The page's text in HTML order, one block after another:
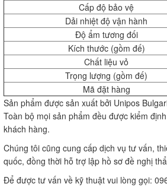
Cấp độ bảo vệ
Dải nhiệt độ vận hành
Độ ẩm tương đối
Kích thước (gồm đế)
Chất liệu vỏ
Trọng lượng (gồm đế)
Mã đặt hàng
Sản phẩm được sản xuất bởi Unipos
Toàn bộ mọi sản phẩm đều được kiểm
khách hàng.
Chúng tôi cũng cung cấp dịch vụ tư vấn,
quốc, đồng thời hỗ trợ lập hồ sơ đề nghị
Để được tư vấn về kỹ thuật vui lòng gọi: